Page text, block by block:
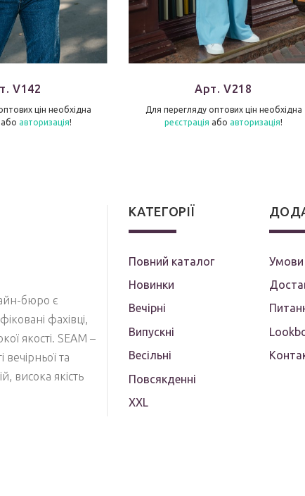
V142
цін необхідна
або авторизація!
Арт. V218
Для перегляду оптових цін необхідна
реєстрація або авторизація!
бюро є
фахівці,
якості. SEAM –
та
висока якість
КАТЕГОРІЇ
Повний каталог
Новинки
Вечірні
Випускні
Весільні
Повсякденні
XXL
Умови